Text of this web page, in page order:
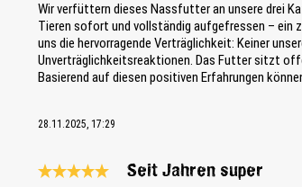
Wir verfüttern dieses Nassfutter an unsere drei
Tieren sofort und vollständig aufgefressen – ein
uns die hervorragende Verträglichkeit: Keiner
Unverträglichkeitsreaktionen. Das Futter sitzt
Basierend auf diesen positiven Erfahrungen
28.11.2025, 17:29
Seit Jahren super